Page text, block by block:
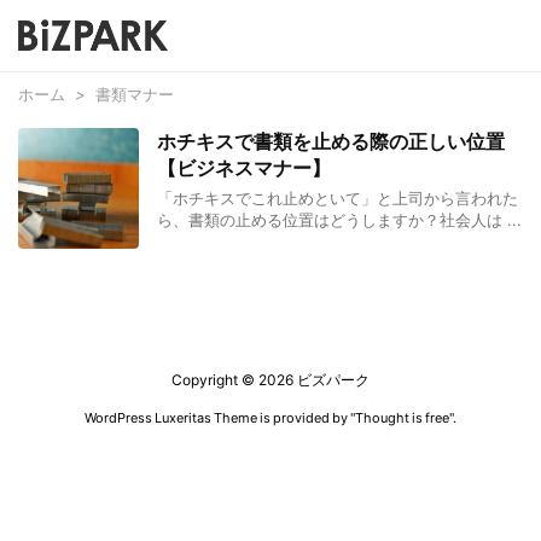
ホーム > 書類マナー
ホチキスで書類を止める際の正しい位置
【ビジネスマナー】
「ホチキスでこれ止めといて」と上司から言われた
ら、書類の止める位置はどうしますか？社会人は ...
Copyright © 2026 ビズパーク
WordPress Luxeritas Theme is provided by "Thought is free".